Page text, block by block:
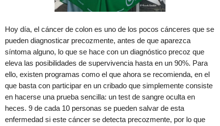
Hoy día, el cáncer de colon es uno de los pocos cánceres que se
pueden diagnosticar precozmente, antes de que aparezca
síntoma alguno, lo que se hace con un diagnóstico precoz que
eleva las posibilidades de supervivencia hasta en un 90%. Para
ello, existen programas como el que ahora se recomienda, en el
que basta con participar en un cribado que simplemente consiste
en hacerse una prueba sencilla: un test de sangre oculta en
heces. 9 de cada 10 personas se pueden salvar de esta
enfermedad si este cáncer se detecta precozmente, por lo que